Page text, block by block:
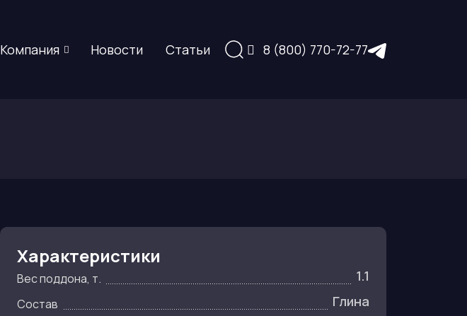
Компания Новости Статьи 8 (800) 770-72-77
Характеристики
Вес поддона, т. 1.1
Состав Глина